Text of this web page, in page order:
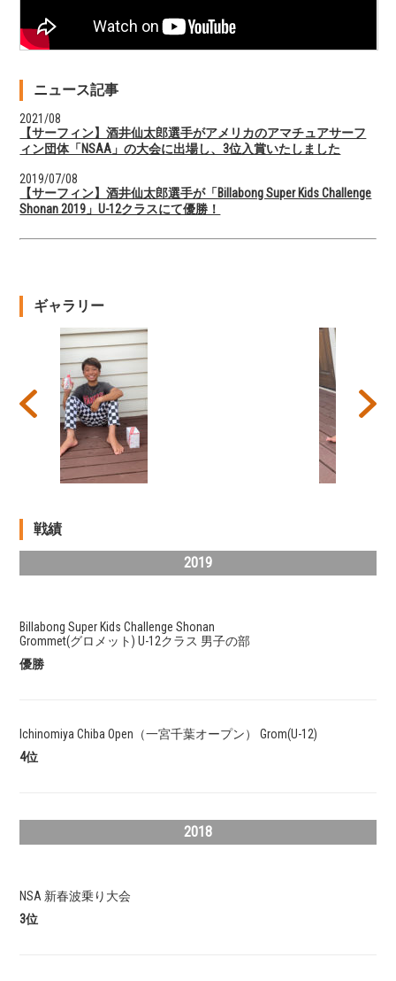
ニュース記事
2021/08
【サーフィン】酒井仙太郎選手がアメリカのアマチュアサーフ
ィン団体「NSAA」の大会に出場し、3位入賞いたしました
2019/07/08
【サーフィン】酒井仙太郎選手が「Billabong Super Kids Challenge
Shonan 2019」U-12クラスにて優勝！
ギャラリー
戦績
2019
Billabong Super Kids Challenge Shonan
Grommet(グロメット) U-12クラス 男子の部
優勝
Ichinomiya Chiba Open（一宮千葉オープン） Grom(U-12)
4位
2018
NSA 新春波乗り大会
3位